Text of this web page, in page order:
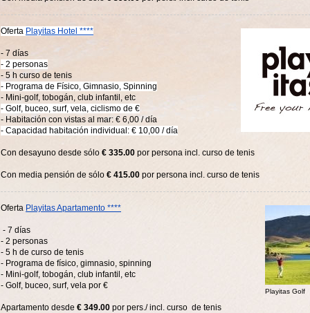
Oferta Playitas Hotel ****
- 7 días
- 2 personas
- 5 h curso de tenis
- Programa de Físico, Gimnasio, Spinning
- Mini-golf, tobogán, club infantil, etc
- Golf, buceo, surf, vela, ciclismo de €
- Habitación con vistas al mar: € 6,00 / día
- Capacidad habitación individual: € 10,00 / día
Con desayuno desde sólo € 335.00 por persona incl. curso de tenis
Con media pensión de sólo € 415.00 por persona incl. curso de tenis
Playitas Golf
Oferta Playitas Apartamento ****
- 7 días
- 2 personas
- 5 h de curso de tenis
- Programa de físico, gimnasio, spinning
- Mini-golf, tobogán, club infantil, etc
- Golf, buceo, surf, vela por €
Apartamento desde € 349.00 por pers./ incl. curso de tenis